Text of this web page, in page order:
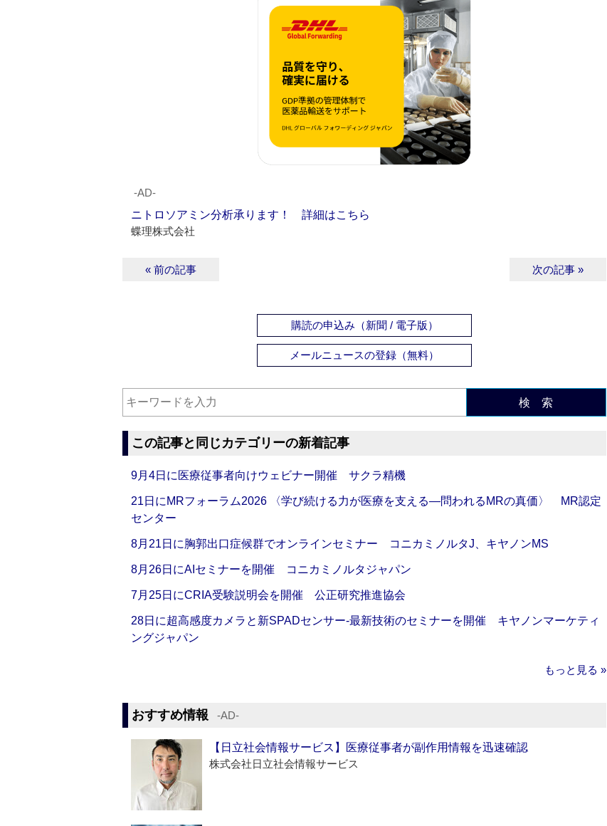
‐AD‐
ニトロソアミン分析承ります！ 詳細はこちら
蝶理株式会社
« 前の記事 次の記事 »
購読の申込み（新聞 / 電子版）
メールニュースの登録（無料）
検 索
この記事と同じカテゴリーの新着記事
9月4日に医療従事者向けウェビナー開催 サクラ精機
21日にMRフォーラム2026 〈学び続ける力が医療を支える―問われるMRの真価〉 MR認定
センター
8月21日に胸郭出口症候群でオンラインセミナー コニカミノルタJ、キヤノンMS
8月26日にAIセミナーを開催 コニカミノルタジャパン
7月25日にCRIA受験説明会を開催 公正研究推進協会
28日に超高感度カメラと新SPADセンサー‐最新技術のセミナーを開催 キヤノンマーケティ
ングジャパン
もっと見る »
おすすめ情報 ‐AD‐
【日立社会情報サービス】医療従事者が副作用情報を迅速確認
株式会社日立社会情報サービス